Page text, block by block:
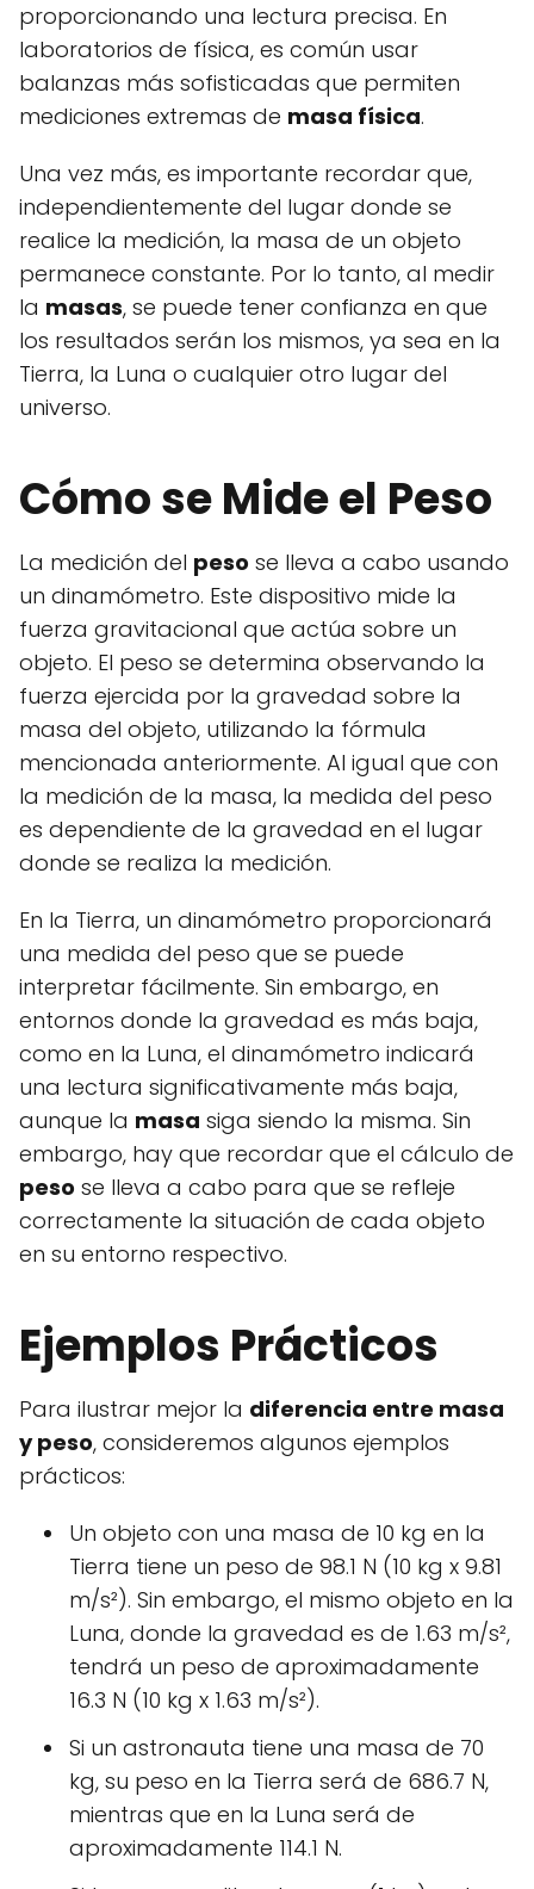
proporcionando una lectura precisa. En
laboratorios de física, es común usar
balanzas más sofisticadas que permiten
mediciones extremas de masa física.
Una vez más, es importante recordar que,
independientemente del lugar donde se
realice la medición, la masa de un objeto
permanece constante. Por lo tanto, al medir
la masas, se puede tener confianza en que
los resultados serán los mismos, ya sea en la
Tierra, la Luna o cualquier otro lugar del
universo.
Cómo se Mide el Peso
La medición del peso se lleva a cabo usando
un dinamómetro. Este dispositivo mide la
fuerza gravitacional que actúa sobre un
objeto. El peso se determina observando la
fuerza ejercida por la gravedad sobre la
masa del objeto, utilizando la fórmula
mencionada anteriormente. Al igual que con
la medición de la masa, la medida del peso
es dependiente de la gravedad en el lugar
donde se realiza la medición.
En la Tierra, un dinamómetro proporcionará
una medida del peso que se puede
interpretar fácilmente. Sin embargo, en
entornos donde la gravedad es más baja,
como en la Luna, el dinamómetro indicará
una lectura significativamente más baja,
aunque la masa siga siendo la misma. Sin
embargo, hay que recordar que el cálculo de
peso se lleva a cabo para que se refleje
correctamente la situación de cada objeto
en su entorno respectivo.
Ejemplos Prácticos
Para ilustrar mejor la diferencia entre masa
y peso, consideremos algunos ejemplos
prácticos:
Un objeto con una masa de 10 kg en la
Tierra tiene un peso de 98.1 N (10 kg x 9.81
m/s²). Sin embargo, el mismo objeto en la
Luna, donde la gravedad es de 1.63 m/s²,
tendrá un peso de aproximadamente
16.3 N (10 kg x 1.63 m/s²).
Si un astronauta tiene una masa de 70
kg, su peso en la Tierra será de 686.7 N,
mientras que en la Luna será de
aproximadamente 114.1 N.